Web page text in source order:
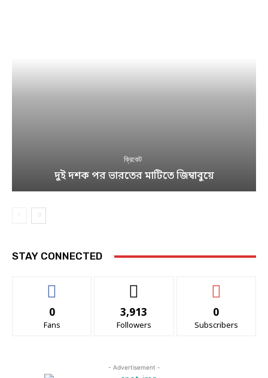
ক্রিকেট
দুই দশক পর ভারতের মাটিতে জিম্বাবুয়ে
STAY CONNECTED
0
Fans
3,913
Followers
0
Subscribers
- Advertisement -